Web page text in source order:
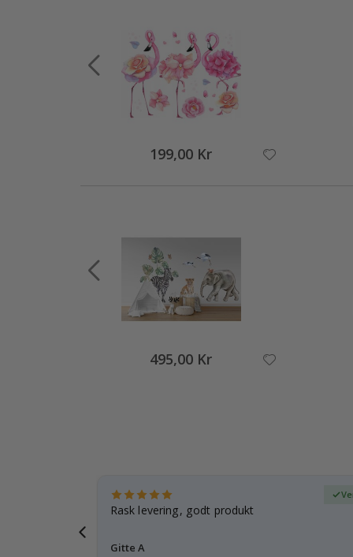
199,00 Kr
495,00 Kr
Rask levering, godt produkt
Gitte A